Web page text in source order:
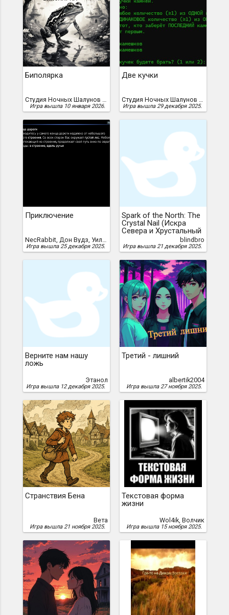
Биполярка
Студия Ночных Шалунов Дискорда, albertik2004, FUR(io)SA
Игра вышла 10 января 2026.
Две кучки
Студия Ночных Шалунов Дискорда
Игра вышла 29 декабря 2025.
Приключение
NecRabbit, Дон Вудз, Уильям Кроутер
Игра вышла 25 декабря 2025.
Spark of the North: The
Crystal Nail (Искра
Севера и Хрустальный
blindbro
Игра вышла 21 декабря 2025.
Верните нам нашу
ложь
Этанол
Игра вышла 12 декабря 2025.
Третий - лишний
albertik2004
Игра вышла 27 ноября 2025.
Странствия Бена
Вета
Игра вышла 21 ноября 2025.
Текстовая форма
жизни
Wol4ik, Волчик
Игра вышла 15 ноября 2025.